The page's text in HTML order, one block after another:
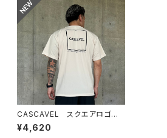
CASCAVEL スクエアロゴプラ
クティスシャツ ライトベージュ
¥4,620